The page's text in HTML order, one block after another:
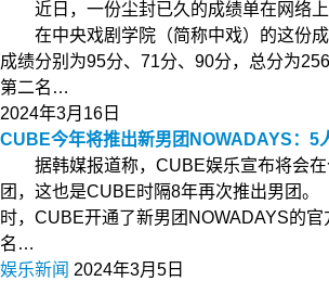
近日，一份尘封已久的成绩单在网络上
在中央戏剧学院（简称中戏）的这份成
成绩分别为95分、71分、90分，总分为
第二名…
2024年3月16日
CUBE今年将推出新男团NOWADAYS：5
据韩媒报道称，CUBE娱乐宣布将会在
团，这也是CUBE时隔8年再次推出男
时，CUBE开通了新男团NOWADAYS的
名…
娱乐新闻 2024年3月5日